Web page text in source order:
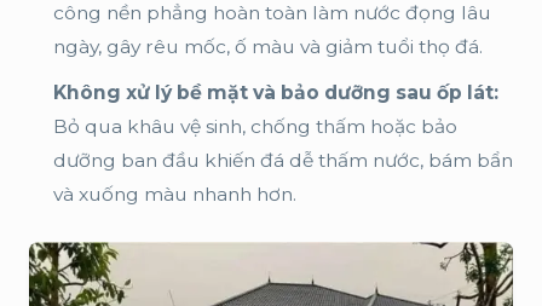
công nền phẳng hoàn toàn làm nước đọng lâu
ngày, gây rêu mốc, ố màu và giảm tuổi thọ đá.
Không xử lý bề mặt và bảo dưỡng sau ốp lát:
Bỏ qua khâu vệ sinh, chống thấm hoặc bảo
dưỡng ban đầu khiến đá dễ thấm nước, bám bẩn
và xuống màu nhanh hơn.